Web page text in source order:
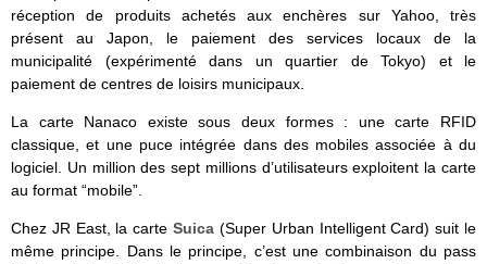
réception de produits achetés aux enchères sur Yahoo, très
présent au Japon, le paiement des services locaux de la
municipalité (expérimenté dans un quartier de Tokyo) et le
paiement de centres de loisirs municipaux.
La carte Nanaco existe sous deux formes : une carte RFID
classique, et une puce intégrée dans des mobiles associée à du
logiciel. Un million des sept millions d’utilisateurs exploitent la carte
au format “mobile”.
Chez JR East, la carteSuica (Super Urban Intelligent Card) suit le
même principe. Dans le principe, c’est une combinaison du pass